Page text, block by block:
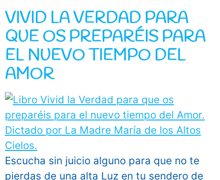
VIVID LA VERDAD PARA
QUE OS PREPARÉIS PARA
EL NUEVO TIEMPO DEL
AMOR
Escucha sin juicio alguno para que no te
pierdas de una alta Luz en tu sendero de